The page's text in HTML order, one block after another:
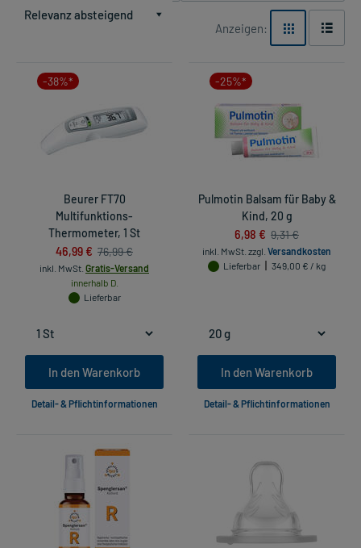
Relevanz absteigend
Anzeigen:
-38%*
Beurer FT70
Multifunktions-
Thermometer, 1 St
46,99 € 76,99 €
inkl. MwSt. Gratis-Versand
innerhalb D.
Lieferbar
In den Warenkorb
Detail- & Pflichtinformationen
-25%*
Pulmotin Balsam für Baby &
Kind, 20 g
6,98 € 9,31 €
inkl. MwSt. zzgl. Versandkosten
Lieferbar
349,00 € / kg
In den Warenkorb
Detail- & Pflichtinformationen